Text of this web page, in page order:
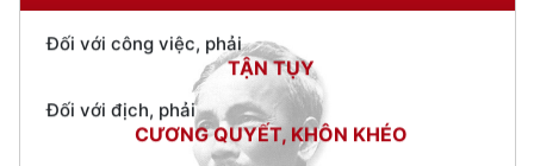
Đối với địch, phải
CƯƠNG QUYẾT, KHÔN KHÉO
Trích thư Chủ tịch Hồ Chí Minh
gửi Công an Khu XII,
ngày 11 tháng 3 năm 1948.